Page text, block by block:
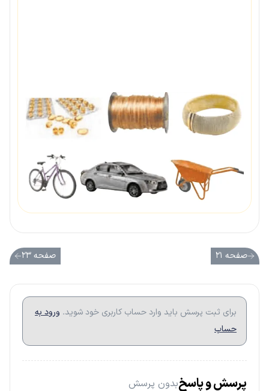
صفحه ۲۱ صفحه ۲۳
برای ثبت پرسش باید وارد حساب کاربری خود شوید. ورود به
حساب
پرسش و پاسخبدون پرسش